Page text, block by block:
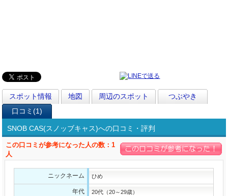
スポット情報 地図 周辺のスポット
つぶやき
口コミ(1)
SNOB CAS(スノッブキャス)への口コミ・評判
この口コミが参考になった人の数：1
人
ニックネーム ひめ
年代 20代（20～29歳）